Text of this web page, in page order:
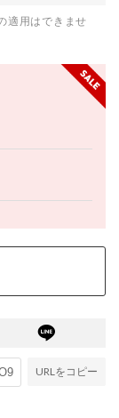
適用はできませ
URLをコピー